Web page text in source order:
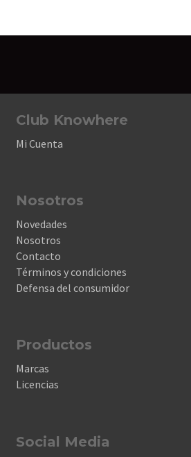
Club Knowhere
Mi Cuenta
Nosotros
Novedades
Nosotros
Contacto
Términos y condiciones
Defensa del consumidor
Productos
Marcas
Licencias
Social Media